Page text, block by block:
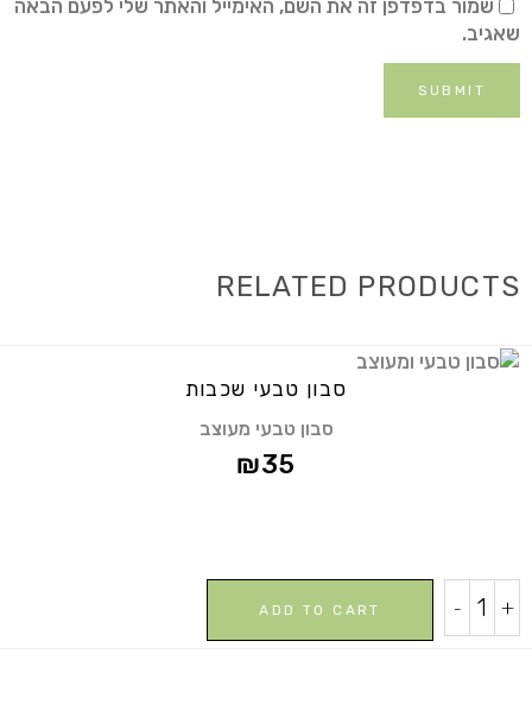
שמור בדפדפן זה את השם, האימייל והאתר שלי לפעם הבאה
שאגיב.
RELATED PRODUCTS
סבון טבעי שכבות
סבון טבעי מעוצב
₪35
טבעי
- +
ADD TO CART